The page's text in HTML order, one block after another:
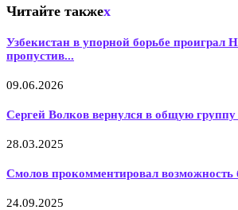
Читайте такжеx
Узбекистан в упорной борьбе проиграл
пропустив...
09.06.2026
Сергей Волков вернулся в общую группу
28.03.2025
Смолов прокомментировал
24.09.2025